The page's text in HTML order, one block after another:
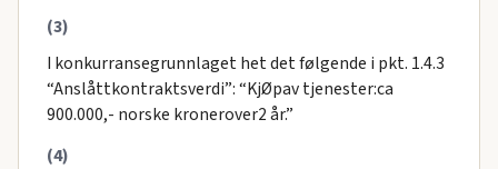
(3)
I konkurransegrunnlaget het det følgende i pkt. 1.4.3
“Anslåttkontraktsverdi”: “KjØpav tjenester:ca
900.000,- norske kronerover2 år.”
(4)